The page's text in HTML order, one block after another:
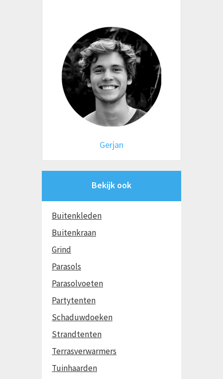
Gerjan
Bekijk ook
Buitenkleden
Buitenkraan
Grind
Parasols
Parasolvoeten
Partytenten
Schaduwdoeken
Strandtenten
Terrasverwarmers
Tuinhaarden